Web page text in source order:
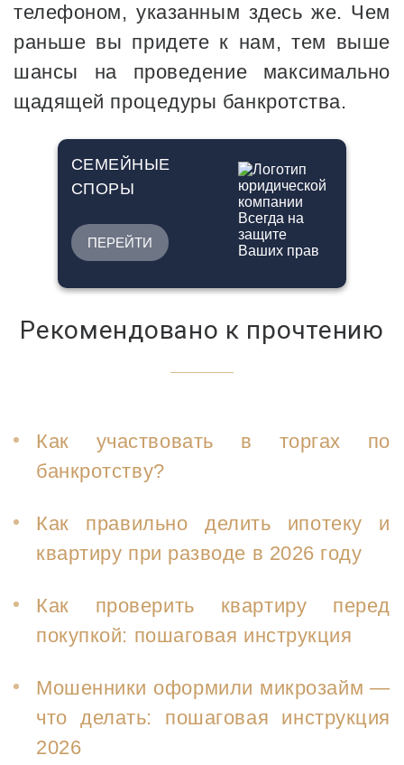
телефоном, указанным здесь же. Чем
раньше вы придете к нам, тем выше
шансы на проведение максимально
щадящей процедуры банкротства.
СЕМЕЙНЫЕ
СПОРЫ
ПЕРЕЙТИ
Рекомендовано к прочтению
Как участвовать в торгах по
банкротству?
Как правильно делить ипотеку и
квартиру при разводе в 2026 году
Как проверить квартиру перед
покупкой: пошаговая инструкция
Мошенники оформили микрозайм —
что делать: пошаговая инструкция
2026